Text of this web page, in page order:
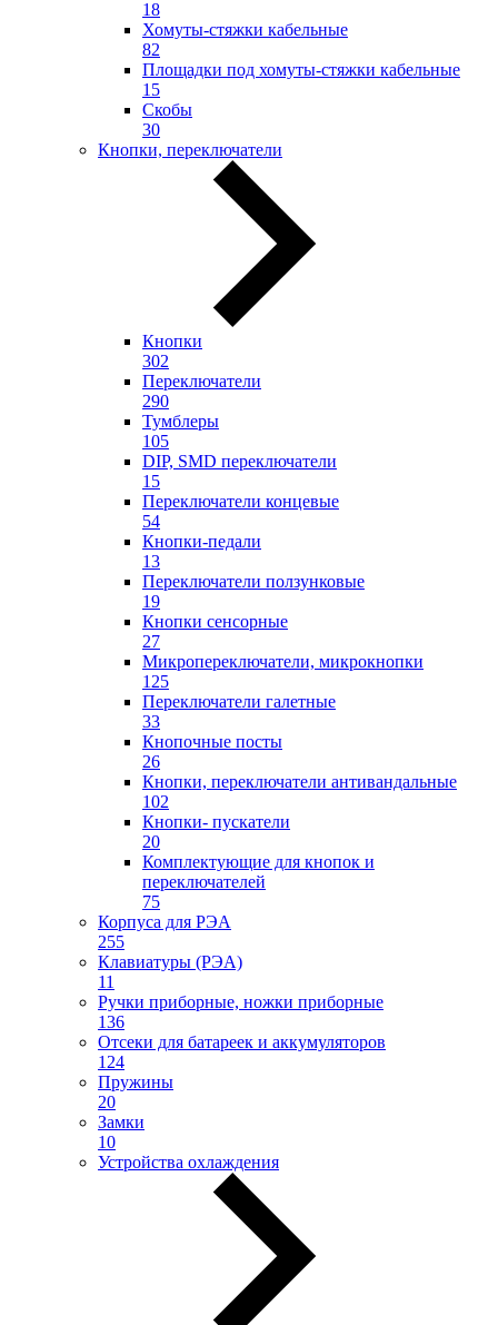
18
Хомуты-стяжки кабельные
82
Площадки под хомуты-стяжки кабельные
15
Скобы
30
Кнопки, переключатели
Кнопки
302
Переключатели
290
Тумблеры
105
DIP, SMD переключатели
15
Переключатели концевые
54
Кнопки-педали
13
Переключатели ползунковые
19
Кнопки сенсорные
27
Микропереключатели, микрокнопки
125
Переключатели галетные
33
Кнопочные посты
26
Кнопки, переключатели антивандальные
102
Кнопки- пускатели
20
Комплектующие для кнопок и
переключателей
75
Корпуса для РЭА
255
Клавиатуры (РЭА)
11
Ручки приборные, ножки приборные
136
Отсеки для батареек и аккумуляторов
124
Пружины
20
Замки
10
Устройства охлаждения